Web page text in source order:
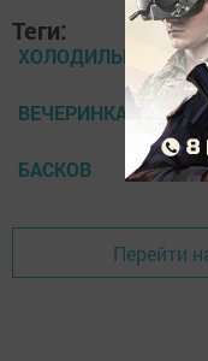
Теги:
ХОЛОДИЛЬНИК
ВЕЧЕРИНКА
БАСКОВ
Перейти